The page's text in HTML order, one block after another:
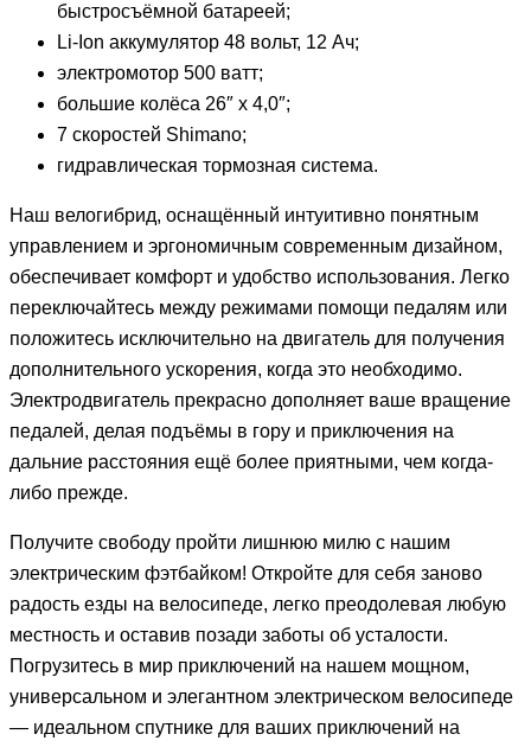
быстросъёмной батареей;
Li-Ion аккумулятор 48 вольт, 12 Ач;
электромотор 500 ватт;
большие колёса 26″ х 4,0″;
7 скоростей Shimano;
гидравлическая тормозная система.
Наш велогибрид, оснащённый интуитивно понятным
управлением и эргономичным современным дизайном,
обеспечивает комфорт и удобство использования. Легко
переключайтесь между режимами помощи педалям или
положитесь исключительно на двигатель для получения
дополнительного ускорения, когда это необходимо.
Электродвигатель прекрасно дополняет ваше вращение
педалей, делая подъёмы в гору и приключения на
дальние расстояния ещё более приятными, чем когда-
либо прежде.
Получите свободу пройти лишнюю милю с нашим
электрическим фэтбайком! Откройте для себя заново
радость езды на велосипеде, легко преодолевая любую
местность и оставив позади заботы об усталости.
Погрузитесь в мир приключений на нашем мощном,
универсальном и элегантном электрическом велосипеде
— идеальном спутнике для ваших приключений на